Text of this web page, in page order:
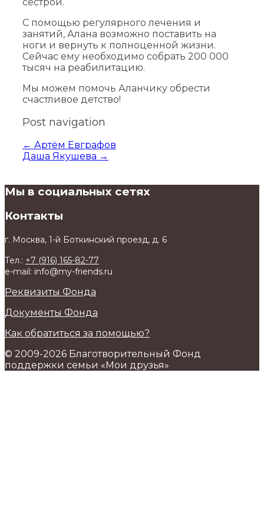
С помощью регулярного лечения и
занятий, Алана возможно поставить на
ноги и вернуть к полноценной жизни.
Сейчас ему необходимо собрать 200 000
тысяч на реабилитацию.
Мы можем помочь Аланчику обрести
счастливое детство!
Post navigation
← Артём Евграфов
Даша Якушева →
Мы в социальных сетях
Контакты
г. Москва, 1-й Боткинский проезд, д. 6
Тел.: +7 (916) 165-82-77
e-mail: info@my-friends.ru
Реквизиты Фонда
Документы Фонда
Как обратиться за помощью?
© 2009-2026 Благотворительный Фонд
поддержки семьи «Мои друзья»